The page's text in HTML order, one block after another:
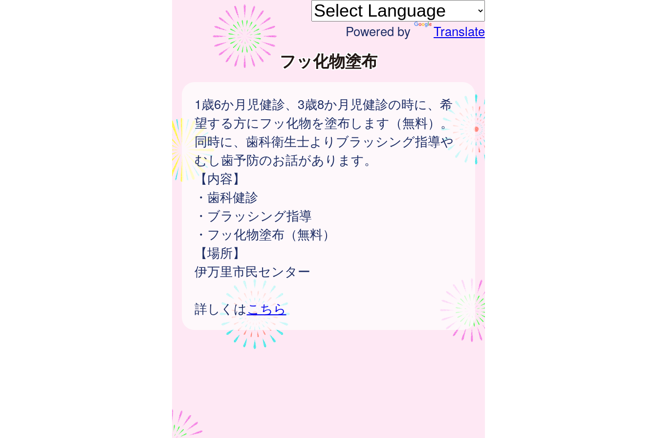
Powered by Translate
フッ化物塗布
1歳6か月児健診、3歳8か月児健診の時に、希
望する方にフッ化物を塗布します（無料）。
同時に、歯科衛生士よりブラッシング指導や
むし歯予防のお話があります。
【内容】
・歯科健診
・ブラッシング指導
・フッ化物塗布（無料）
【場所】
伊万里市民センター
詳しくはこちら